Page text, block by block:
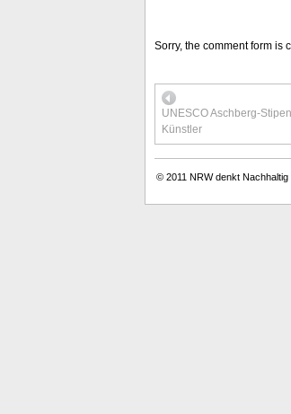
Sorry, the comment form is
UNESCO Aschberg-
Künstler
© 2011 NRW denkt Nachhaltig